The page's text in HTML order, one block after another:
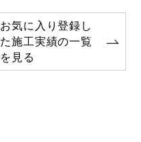
お気に入り登録し
た施工実績の一覧
を見る